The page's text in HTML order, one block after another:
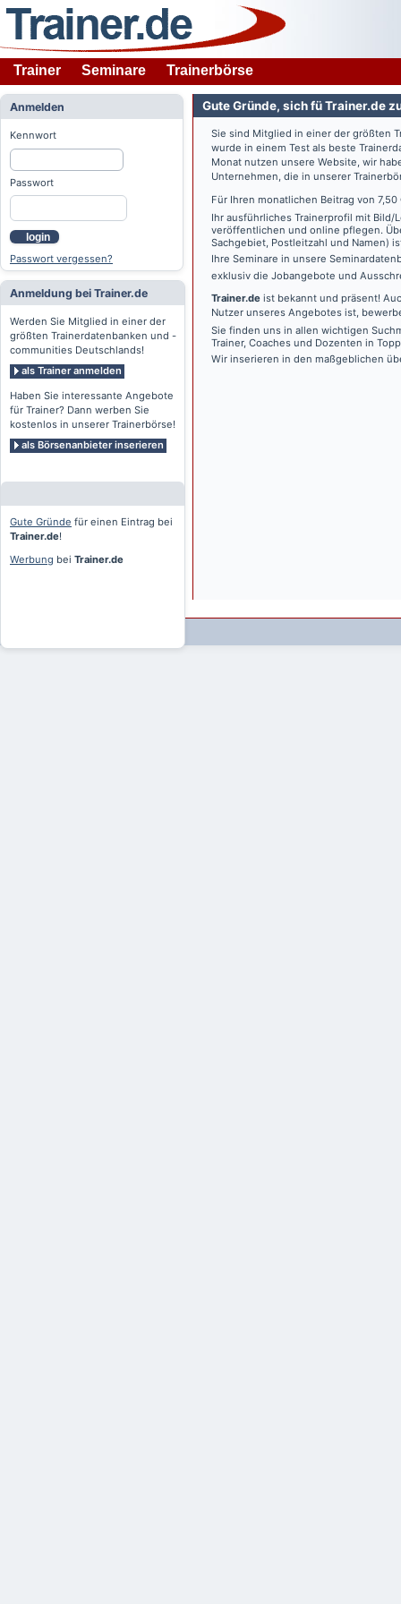
Trainer Seminare Trainerbörse
Anmelden
Kennwort
Passwort
login
Passwort vergessen?
Anmeldung bei Trainer.de
Werden Sie Mitglied in einer der
größten Trainerdatenbanken und -
communities Deutschlands!
als Trainer anmelden
Haben Sie interessante Angebote
für Trainer? Dann werben Sie
kostenlos in unserer Trainerbörse!
als Börsenanbieter inserieren
Gute Gründe für einen Eintrag bei
Trainer.de!
Werbung bei Trainer.de
Gute Gründe, sich fü Trainer.de
Sie sind Mitglied in einer der größten
wurde in einem Test als beste
Monat nutzen unsere Website, wir
Unternehmen, die in unserer
Für Ihren monatlichen Beitrag von
Ihr ausführliches Trainerprofil mit
veröffentlichen und online pflegen.
Sachgebiet, Postleitzahl und Namen)
Ihre Seminare in unsere
exklusiv die Jobangebote und
Trainer.de ist bekannt und präsent!
Nutzer unseres Angebotes ist,
Sie finden uns in allen wichtigen
Trainer, Coaches und Dozenten in
Wir inserieren in den maßgeblichen